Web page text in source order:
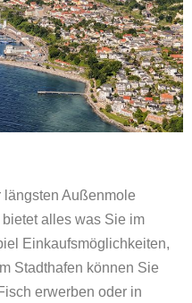
längsten Außenmole
alles was Sie im
Einkaufsmöglichkeiten,
Stadthafen können Sie
erwerben oder in